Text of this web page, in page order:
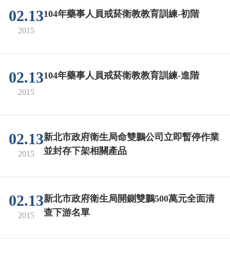
02.13
2015
104年藥事人員戒菸衛教教育訓練-初階
02.13
2015
104年藥事人員戒菸衛教教育訓練-進階
02.13
2015
新北市政府衛生局命雙鵬公司立即暫停作業
並封存下架相關產品
02.13
2015
新北市政府衛生局開鍘雙鵬500萬元全面清
查下游名單